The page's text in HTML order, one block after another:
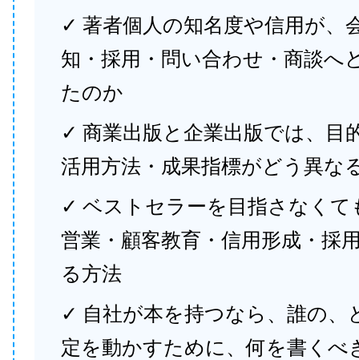
✓ 著者個人の知名度や信用が、
知・採用・問い合わせ・商談へ
たのか
✓ 商業出版と企業出版では、目
活用方法・成果指標がどう異な
✓ ベストセラーを目指さなくて
営業・顧客教育・信用形成・採
る方法
✓ 自社が本を持つなら、誰の、
定を動かすために、何を書くべ